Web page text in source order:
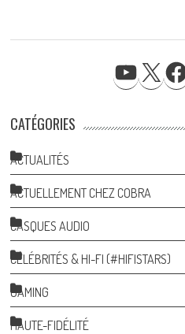
YOUTUBE
CATÉGORIES
ACTUALITÉS
ACTUELLEMENT CHEZ COBRA
CASQUES AUDIO
CÉLÉBRITÉS & HI-FI (#HIFISTARS)
GAMING
HAUTE-FIDÉLITÉ